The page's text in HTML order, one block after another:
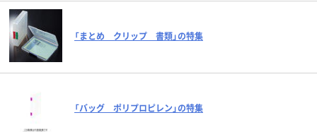
「まとめ クリップ 書類」の特集
「バッグ ポリプロピレン」の特集